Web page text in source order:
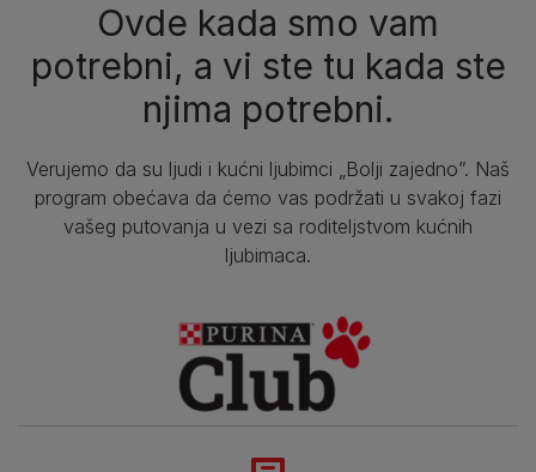
Ovde kada smo vam
potrebni, a vi ste tu kada ste
njima potrebni.
Verujemo da su ljudi i kućni ljubimci „Bolji zajedno”. Naš
program obećava da ćemo vas podržati u svakoj fazi
vašeg putovanja u vezi sa roditeljstvom kućnih
ljubimaca.